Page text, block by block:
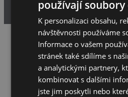
Toggle sidebar & navigation
Servis
Kontakt
používají soubory
K personalizaci obsahu,
návštěvnosti používáme
Informace o vašem
stránek také sdílíme s
a analytickými partnery,
kombinovat s dalšími
jste jim poskytli nebo